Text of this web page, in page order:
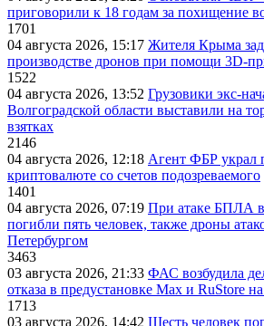
приговорили к 18 годам за похищение
1701
04 августа 2026, 15:17 Жителя Крыма
производстве дронов при помощи
1522
04 августа 2026, 13:52 Грузовики экс-
Волгоградской области выставили на
взятках
2146
04 августа 2026, 12:18 Агент ФБР украл
криптовалюте со счетов подозреваемого
1401
04 августа 2026, 07:19 При атаке БПЛА
погибли пять человек, также дроны
Петербургом
3463
03 августа 2026, 21:33 ФАС возбудила
отказа в предустановке Max и RuStore
1713
03 августа 2026, 14:42 Шесть человек